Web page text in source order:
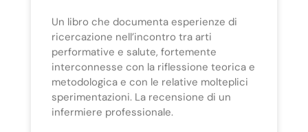
Un libro che documenta esperienze di
ricercazione nell’incontro tra arti
performative e salute, fortemente
interconnesse con la riflessione teorica e
metodologica e con le relative molteplici
sperimentazioni. La recensione di un
infermiere professionale.